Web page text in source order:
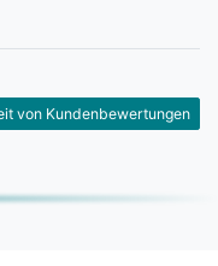
von Kundenbewertungen